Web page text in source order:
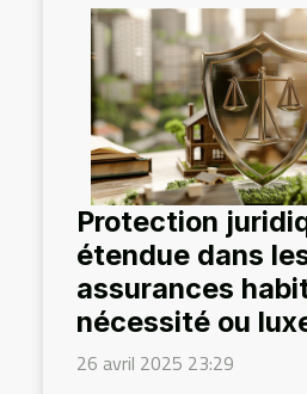
Protection
étendue dans
assurances
nécessité ou
26 avril 2025 23:29